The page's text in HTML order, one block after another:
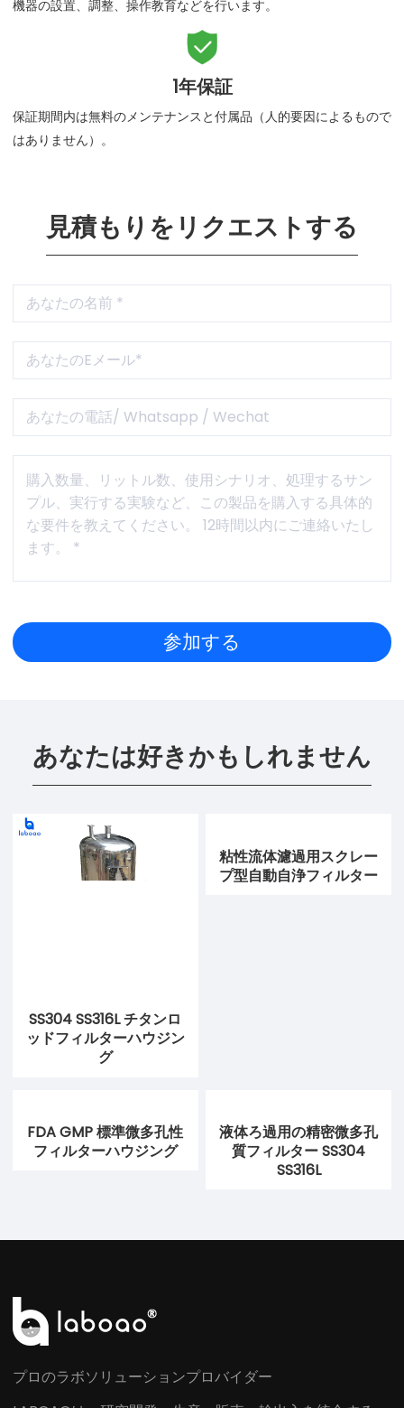
機器の設置、調整、操作教育などを行います。

1年保証
保証期間内は無料のメンテナンスと付属品（人的要因によるもので
はありません）。
見積もりをリクエストする
あなたは好きかもしれません
SS304 SS316L チタンロ
ッドフィルターハウジン
グ
粘性流体濾過用スクレー
プ型自動自浄フィルター
FDA GMP 標準微多孔性
フィルターハウジング
液体ろ過用の精密微多孔
質フィルター SS304
SS316L
プロのラボソリューションプロバイダー